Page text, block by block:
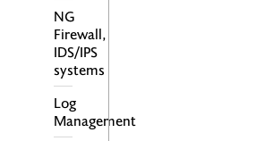
NG
Firewall,
IDS/IPS
systems
Log
Management